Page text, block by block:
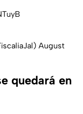
August
quedará en